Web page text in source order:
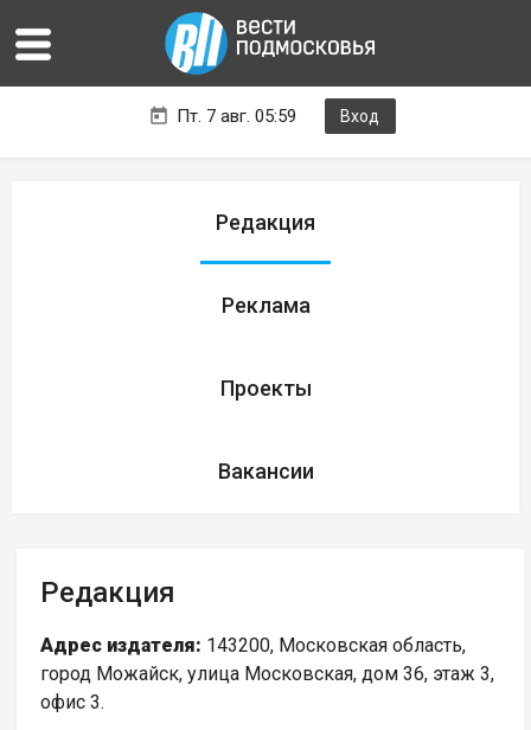
Пт. 7 авг. 05:59 Вход
Редакция
Реклама
Проекты
Вакансии
Редакция
Адрес издателя: 143200, Московская область,
город Можайск, улица Московская, дом 36, этаж 3,
офис 3.